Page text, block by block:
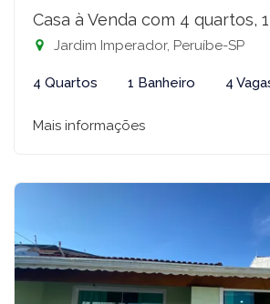
Casa à Venda com 4 quartos,
Jardim Imperador, Peruíbe-SP
4 Quartos 1 Banheiro 4
Mais informações